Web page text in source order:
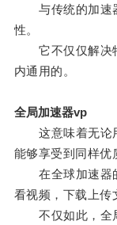
与传统的加速器
性。
它不仅仅解决特
内通用的。
全局加速器vp
这意味着无论用
能够享受到同样优
在全球加速器的
看视频，下载上传
不仅如此，全局